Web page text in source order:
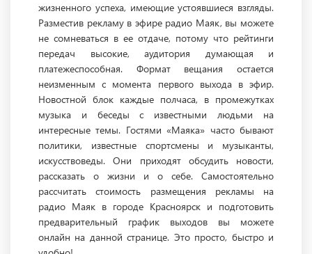
жизненного успеха, имеющие устоявшиеся взгляды.
Разместив рекламу в эфире радио Маяк, вы можете
не сомневаться в ее отдаче, потому что рейтинги
передач высокие, аудитория думающая и
платежеспособная. Формат вещания остается
неизменным с момента первого выхода в эфир.
Новостной блок каждые полчаса, в промежутках
музыка и беседы с известными людьми на
интересные темы. Гостями «Маяка» часто бывают
политики, известные спортсмены и музыканты,
искусствоведы. Они приходят обсудить новости,
рассказать о жизни и о себе. Самостоятельно
рассчитать стоимость размещения рекламы на
радио Маяк в городе Красноярск и подготовить
предварительный график выходов вы можете
онлайн на данной странице. Это просто, быстро и